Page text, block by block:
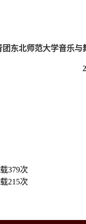
团东北师范大学音乐与
379次
215次